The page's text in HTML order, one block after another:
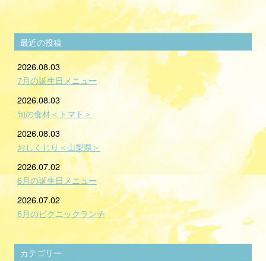
最近の投稿
2026.08.03
7月の誕生日メニュー
2026.08.03
旬の食材＜トマト＞
2026.08.03
おしくじり＜山梨県＞
2026.07.02
6月の誕生日メニュー
2026.07.02
6月のピクニックランチ
カテゴリー